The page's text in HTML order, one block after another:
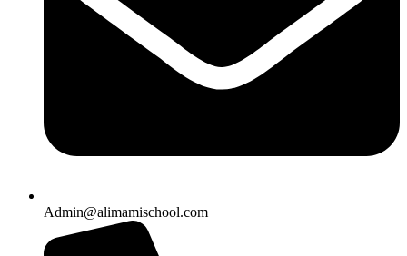
Admin@alimamischool.com